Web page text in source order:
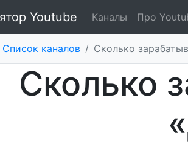
Youtube Каналы Про
Список каналов / Cколько
Cколько